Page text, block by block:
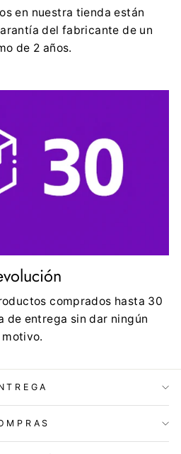
en nuestra tienda están
del fabricante de un
de 2 años.
comprados hasta 30
de entrega sin dar ningún
motivo.